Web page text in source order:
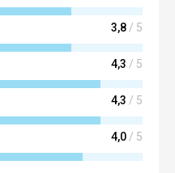
3,8 / 5
4,3 / 5
4,3 / 5
4,0 / 5